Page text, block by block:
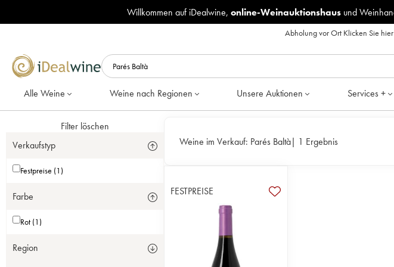
Willkommen auf iDealwine, online-Weinauktionshausund
Abholung vor Ort Klicken Sie hier
Alle Weine Weine nach Regionen Unsere Auktionen Services +
Filter löschen
Verkaufstyp
Festpreise (1)
Farbe
Rot (1)
Region
Weine im Verkauf: Parés Baltà| 1 Ergebnis
FESTPREISE